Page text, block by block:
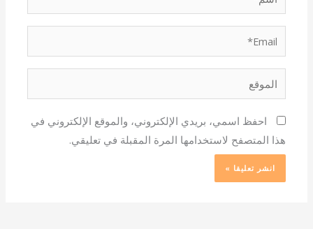
Email*
الموقع
احفظ اسمي، بريدي الإلكتروني، والموقع الإلكتروني في
هذا المتصفح لاستخدامها المرة المقبلة في تعليقي.